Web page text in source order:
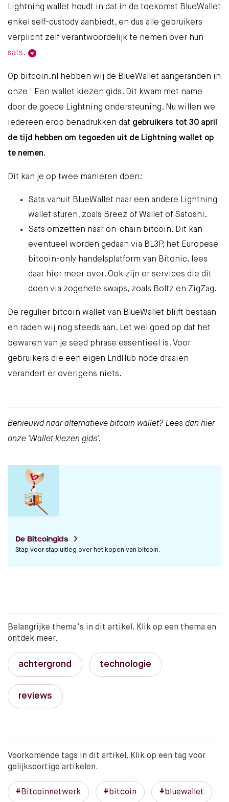
Lightning wallet houdt in dat in de toekomst BlueWallet
enkel self-custody aanbiedt, en dus alle gebruikers
verplicht zelf verantwoordelijk te nemen over hun
sats.
Op bitcoin.nl
hebben wij de BlueWallet aangeranden in
onze ' Een wallet kiezen gids. Dit kwam met name
door de goede Lightning ondersteuning. Nu willen we
iedereen erop benadrukken dat gebruikers tot 30 april
de tijd hebben om tegoeden uit de Lightning wallet op
te nemen.
Dit kan je op twee manieren doen:
Sats vanuit BlueWallet naar een andere Lightning
wallet sturen, zoals Breez of Wallet of Satoshi .
Sats omzetten naar on-chain bitcoin. Dit kan
eventueel worden gedaan via BL3P, het Europese
bitcoin-only handelsplatform van Bitonic. lees
daar hier meer over. Ook zijn er services die dit
doen via zogehete swaps, zoals Boltz en ZigZag.
De regulier bitcoin wallet van BlueWallet blijft bestaan
en raden wij nog steeds aan. Let wel goed op dat het
bewaren van je seed phrase essentieel is. Voor
gebruikers die een eigen LndHub node draaien
verandert er overigens niets.
Benieuwd naar alternatieve bitcoin wallet? Lees dan hier
onze 'Wallet kiezen gids'.
De Bitcoingids
Stap voor stap uitleg over het kopen van bitcoin.
Belangrijke thema’s in dit artikel. Klik op een thema en
ontdek meer.
achtergrond technologie
reviews
Voorkomende tags in dit artikel. Klik op een tag voor
gelijksoortige artikelen.
#Bitcoinnetwerk #bitcoin #bluewallet